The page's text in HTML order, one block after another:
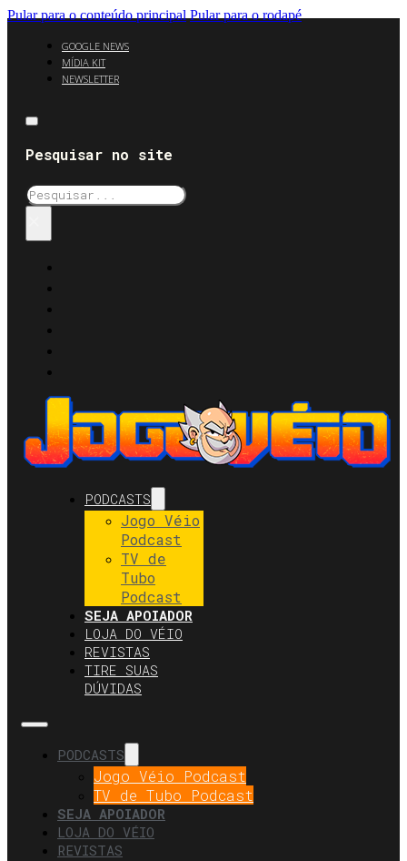
Pular para o conteúdo principal Pular para o rodapé
GOOGLE NEWS
MÍDIA KIT
NEWSLETTER
Pesquisar no site
Pesquisar
PODCASTS
Jogo Véio
Podcast
TV de
Tubo
Podcast
SEJA APOIADOR
LOJA DO VÉIO
REVISTAS
TIRE SUAS
DÚVIDAS
PODCASTS
Jogo Véio Podcast
TV de Tubo Podcast
SEJA APOIADOR
LOJA DO VÉIO
REVISTAS